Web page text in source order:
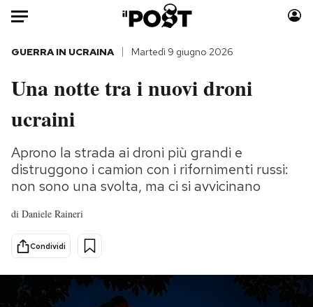
Auto
HOME
Italia
Politica
Tecnologia
Scienza
Cultura
Economia
Sport
Consumismi
Storie/Idee
Mondiali calcio 2026
GUERRA IN UCRAINA Martedì 9 giugno 2026
Una notte tra i nuovi droni
ucraini
Aprono la strada ai droni più grandi e
distruggono i camion con i rifornimenti russi:
non sono una svolta, ma ci si avvicinano
di Daniele Raineri
Condividi